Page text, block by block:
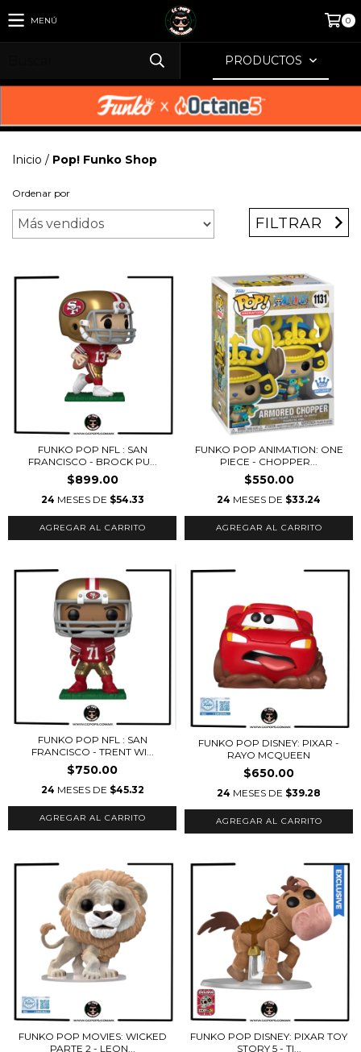
MENÚ 0
PRODUCTOS
Inicio / Pop! Funko Shop
Ordenar por
FILTRAR
FUNKO POP NFL : SAN
FRANCISCO - BROCK PU...
$899.00
24 MESES DE $54.33
FUNKO POP ANIMATION: ONE
PIECE - CHOPPER...
$550.00
24 MESES DE $33.24
FUNKO POP NFL : SAN
FRANCISCO - TRENT WI...
$750.00
24 MESES DE $45.32
FUNKO POP DISNEY: PIXAR -
RAYO MCQUEEN
$650.00
24 MESES DE $39.28
FUNKO POP MOVIES: WICKED
PARTE 2 - LEON...
FUNKO POP DISNEY: PIXAR TOY
STORY 5 - TI...